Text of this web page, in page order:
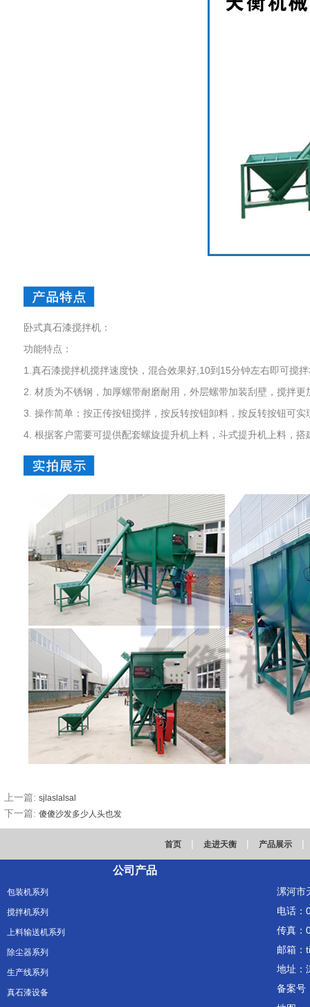
卧式真石漆搅拌机：
功能特点：
1.真石漆搅拌机搅拌速度快，混合效果好,10到15分钟左右即可搅
2. 材质为不锈钢，加厚螺带耐磨耐用，外层螺带加装刮壁，搅拌
3. 操作简单：按正传按钮搅拌，按反转按钮卸料，按反转按钮可
4. 根据客户需要可提供配套螺旋提升机上料，斗式提升机上料，搭
上一篇: sjlaslalsal
下一篇: 傻傻沙发多少人头也发
首页 | 走进天衡 | 产品展示 |
公司产品
包装机系列
搅拌机系列
上料输送机系列
除尘器系列
生产线系列
真石漆设备
漯河市
电话：
传真：
邮箱：
地址：
备案号